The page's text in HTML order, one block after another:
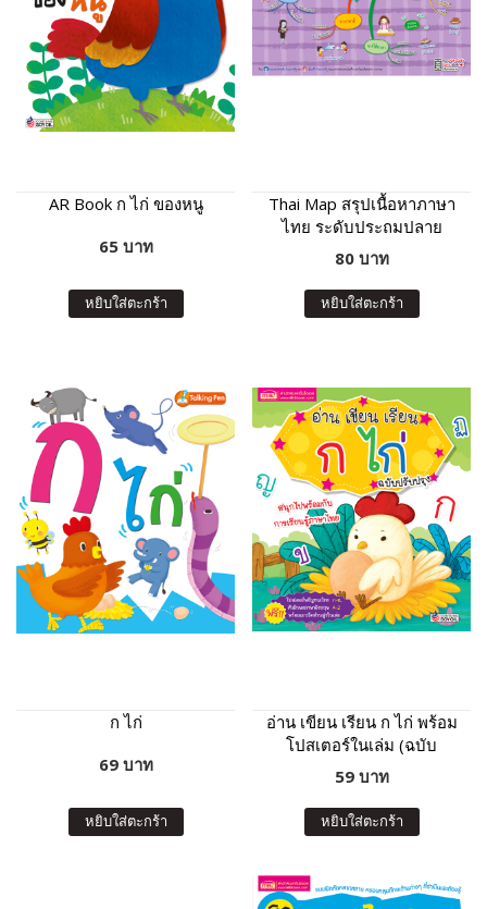
AR Book ก ไก่ ของหนู
65 บาท
หยิบใส่ตะกร้า
Thai Map สรุปเนื้อหาภาษา
ไทย ระดับประถมปลาย
80 บาท
หยิบใส่ตะกร้า
ก ไก่
69 บาท
หยิบใส่ตะกร้า
อ่าน เขียน เรียน ก ไก่ พร้อม
โปสเตอร์ในเล่ม (ฉบับ
ปรับปรุง)
59 บาท
หยิบใส่ตะกร้า